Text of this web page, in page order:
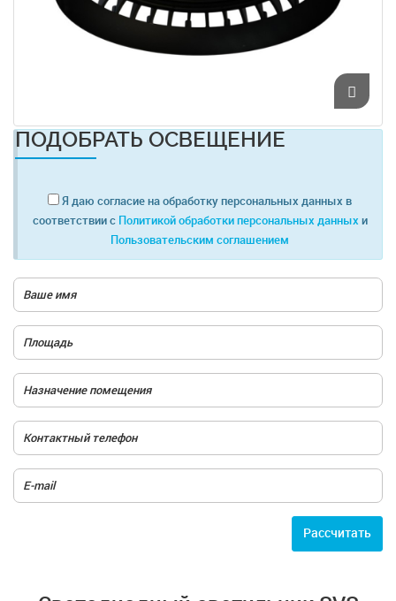
ПОДОБРАТЬ ОСВЕЩЕНИЕ
Я даю согласие на обработку персональных данных в
соответствии с Политикой обработки персональных данных и
Пользовательским соглашением
Расcчитать